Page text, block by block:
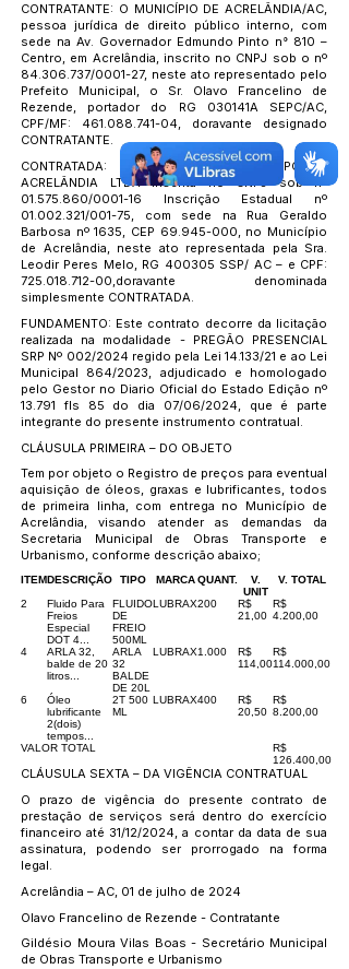
CONTRATANTE: O MUNICÍPIO DE ACRELÂNDIA/AC,
pessoa jurídica de direito público interno, com
sede na Av. Governador Edmundo Pinto n° 810 –
Centro, em Acrelândia, inscrito no CNPJ sob o nº
84.306.737/0001-27, neste ato representado pelo
Prefeito Municipal, o Sr. Olavo Francelino de
Rezende, portador do RG 030141A SEPC/AC,
CPF/MF: 461.088.741-04, doravante designado
CONTRATANTE.
CONTRATADA: A empresa AUTO POSTO
ACRELÂNDIA LTDA inscrita no CNPJ sob nº
01.575.860/0001-16 Inscrição Estadual nº
01.002.321/001-75, com sede na Rua Geraldo
Barbosa nº 1635, CEP 69.945-000, no Município
de Acrelândia, neste ato representada pela Sra.
Leodir Peres Melo, RG 400305 SSP/ AC – e CPF:
725.018.712-00,doravante denominada
simplesmente CONTRATADA.
FUNDAMENTO: Este contrato decorre da licitação
realizada na modalidade - PREGÃO PRESENCIAL
SRP Nº 002/2024 regido pela Lei 14.133/21 e ao Lei
Municipal 864/2023, adjudicado e homologado
pelo Gestor no Diario Oficial do Estado Edição nº
13.791 fls 85 do dia 07/06/2024, que é parte
integrante do presente instrumento contratual.
CLÁUSULA PRIMEIRA – DO OBJETO
Tem por objeto o Registro de preços para eventual
aquisição de óleos, graxas e lubrificantes, todos
de primeira linha, com entrega no Município de
Acrelândia, visando atender as demandas da
Secretaria Municipal de Obras Transporte e
Urbanismo, conforme descrição abaixo;
ITEMDESCRIÇÃO TIPO MARCA QUANT.
V.
UNIT
V. TOTAL
2
Fluido Para
Freios
Especial
DOT 4...
FLUIDO
DE
FREIO
500ML
LUBRAX200
R$
21,00
R$
4.200,00
4
ARLA 32,
balde de 20
litros...
ARLA
32
BALDE
DE 20L
LUBRAX1.000
R$
114,00
R$
114.000,00
6
Óleo
lubrificante
2(dois)
tempos...
2T 500
ML
LUBRAX400
R$
20,50
R$
8.200,00
VALOR TOTAL
R$
126.400,00
CLÁUSULA SEXTA – DA VIGÊNCIA CONTRATUAL
O prazo de vigência do presente contrato de
prestação de serviços será dentro do exercício
financeiro até 31/12/2024, a contar da data de sua
assinatura, podendo ser prorrogado na forma
legal.
Acrelândia – AC, 01 de julho de 2024
Olavo Francelino de Rezende - Contratante
Gildésio Moura Vilas Boas - Secretário Municipal
de Obras Transporte e Urbanismo